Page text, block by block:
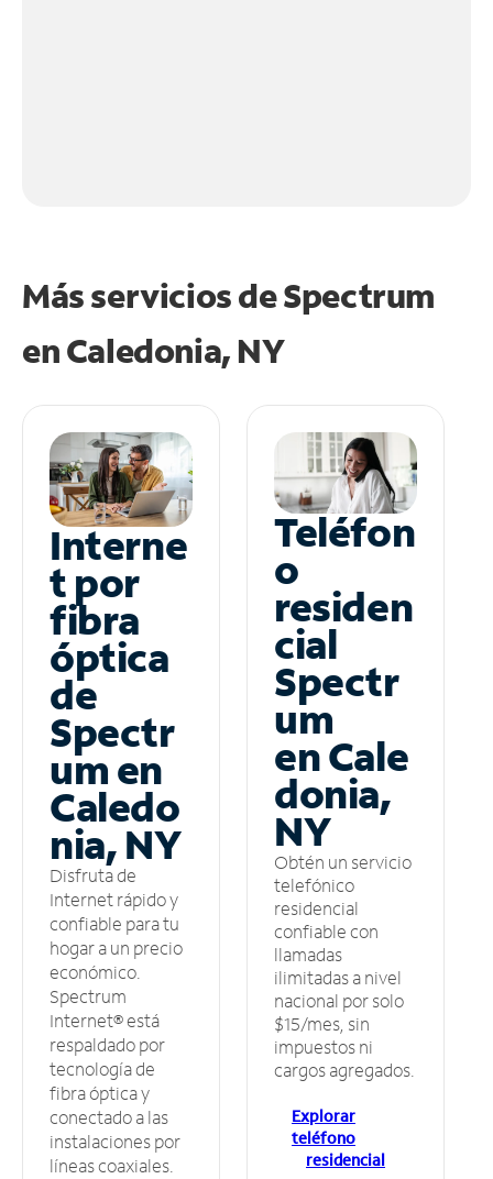
Más servicios de Spectrum
enCaledonia, NY
Interne
t por
fibra
óptica
de
Spectr
um en
Caledo
nia, NY
Disfruta de
Internet rápido y
confiable para tu
hogar a un precio
económico.
Spectrum
Internet® está
respaldado por
tecnología de
fibra óptica y
conectado a las
instalaciones por
líneas coaxiales.
Teléfon
o
residen
cial
Spectr
um
en Cale
donia,
NY
Obtén un servicio
telefónico
residencial
confiable con
llamadas
ilimitadas a nivel
nacional por solo
$15/mes, sin
impuestos ni
cargos agregados.
Explorar
teléfono
residencial